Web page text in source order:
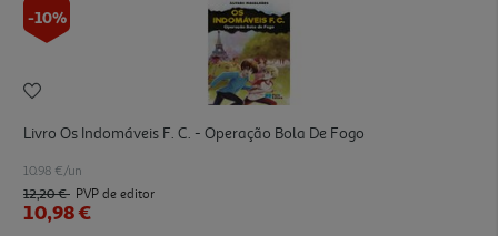
-10%
Livro Os Indomáveis F. C. - Operação Bola De Fogo
10.98 €/un
12,20 € PVP de editor
10,98 €